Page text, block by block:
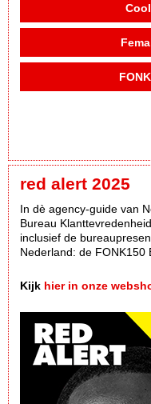
red alert 2025
In dè agency-guide van
Bureau
inclusief de
Nederland: de FONK150
Kijk hier in onze